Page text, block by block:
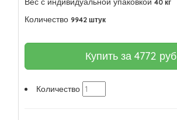
40 кг
Количество 9942 штук
Купить за 4772 руб
Количество